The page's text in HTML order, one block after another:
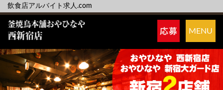
飲食店アルバイト求人.com
MENU
店舗紹介